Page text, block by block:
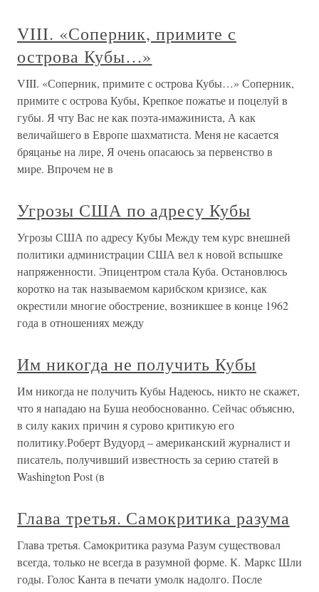
VIII. «Соперник, примите с
острова Кубы…»
VIII. «Соперник, примите с острова Кубы…» Соперник,
примите с острова Кубы, Крепкое пожатье и поцелуй в
губы. Я чту Вас не как поэта-имажиниста, А как
величайшего в Европе шахматиста. Меня не касается
бряцанье на лире, Я очень опасаюсь за первенство в
мире. Впрочем не в
Угрозы США по адресу Кубы
Угрозы США по адресу Кубы Между тем курс внешней
политики администрации США вел к новой вспышке
напряженности. Эпицентром стала Куба. Остановлюсь
коротко на так называемом карибском кризисе, как
окрестили многие обострение, возникшее в конце 1962
года в отношениях между
Им никогда не получить Кубы
Им никогда не получить Кубы Надеюсь, никто не скажет,
что я нападаю на Буша необоснованно. Сейчас объясню,
в силу каких причин я сурово критикую его
политику.Роберт Вудуорд – американский журналист и
писатель, получивший известность за серию статей в
Washington Post (в
Глава третья. Самокритика разума
Глава третья. Самокритика разума Разум существовал
всегда, только не всегда в разумной форме. К. Маркс Шли
годы. Голос Канта в печати умолк надолго. После